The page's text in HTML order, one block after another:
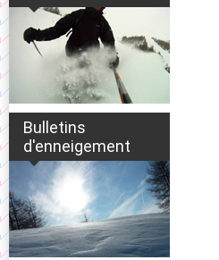
Bulletins
d'enneigement